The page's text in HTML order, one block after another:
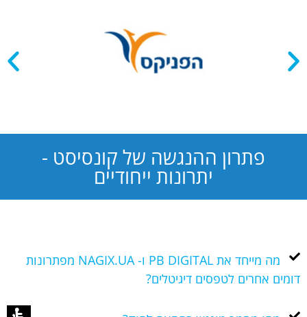
פתרון ההנגשה של קונסיסט -
יתרונות ייחודיים
מה מייחד את PB DIGITAL ו- NAGIX.UA מפתרונות
דומים אחרים לטפסים דיגיטלים?